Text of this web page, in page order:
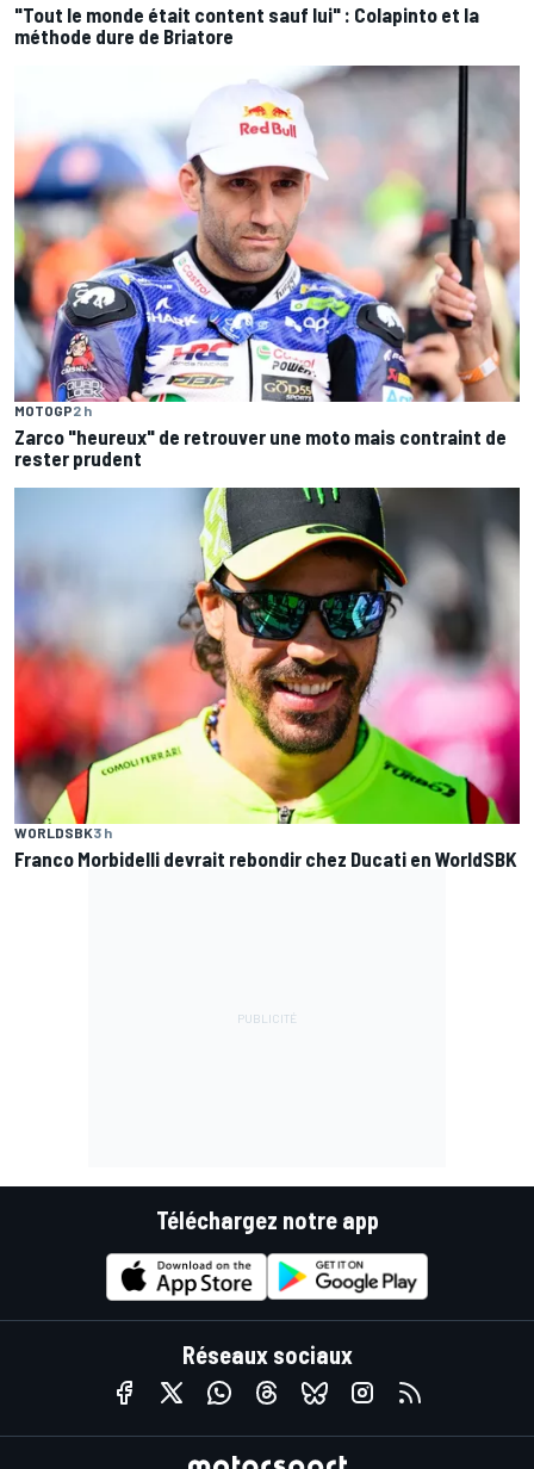
"Tout le monde était content sauf lui" : Colapinto et la
méthode dure de Briatore
MOTOGP2 h
Zarco "heureux" de retrouver une moto mais contraint de
rester prudent
WORLDSBK3 h
Franco Morbidelli devrait rebondir chez Ducati en WorldSBK
Téléchargez notre app
Réseaux sociaux